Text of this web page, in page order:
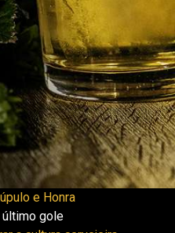
e Honra
último gole